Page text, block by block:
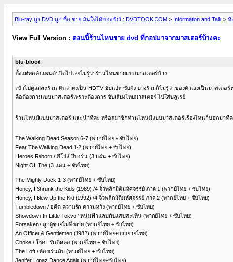
Blu-ray ถูก DVD ถูก ซื้อ ขาย มั่นใจได้ของชัวร์ : DVDTOOK.COM > Information and Talk > ห้
View Full Version : ตอนนี้ร้านไหนขาย dvd ที่กอปมาจากมาสเตอร์บ้างคะ
blu-blood
ตั้งแต่พ่อค้าแพนด้าปิดไปเลยไม่รู้ว่าร้านไหนขายแบบมาสเตอร์บ้าง
เข้าไปดูแต่ละร้าน คิดว่าคงเป็น HDTV ซับแปล ซับฝัง บางร้านก็ไม่รู้ว่าของตัวเองเป็นมาสเตอ
คือต้องการแบบมาสเตอร์เพราะต้องการ ซับเสียงไทยมาสเตอร์ ไปใส่บลูเรย์
ร้านไหนมีแบบมาสเตอร์ แนะนำทีค่ะ หรือสมาชิกท่านไหนมีแบบมาสเตอร์เรื่องไหนก็บอกมาทีค่
The Walking Dead Season 6-7 (พากย์ไทย + ซับไทย)
Fear The Walking Dead 1-2 (พากย์ไทย + ซับไทย)
Heroes Reborn / ฮีโร่ส์ รีบอร์น (3 แผ่น + ซับไทย)
Night Of, The (3 แผ่น + ซัพไทย)
The Mighty Duck 1-3 (พากย์ไทย + ซับไทย)
Honey, I Shrunk the Kids (1989) /4 จิ๋วพลิกมิติมหัศจรรย์ ภาค 1 (พากย์ไทย + ซับไทย)
Honey, I Blew Up the Kid (1992) /4 จิ๋วพลิกมิติมหัศจรรย์ ภาค 2 (พากย์ไทย + ซับไทย)
Tumbledown / อดีต ความรัก ความหวัง (พากย์ไทย + ซับไทย)
Showdown In Little Tokyo / หนุ่มฟ้าแลบกับแสบสะเทิน (พากย์ไทย + ซับไทย)
Forsaken / ลูกผู้ชายไม่ทิ้งลาย (พากย์ไทย + ซับไทย)
An Officer & Gentlemen (1982) (พากย์ไทย+บรรยายไทย)
Choke / โชค...รักติดคอ (พากย์ไทย + ซับไทย)
The Loft / ห้องเร้นลับ (พากย์ไทย + ซับไทย)
Jenifer Lopaz Dance Again (พากย์ไทย+ซับไทย)